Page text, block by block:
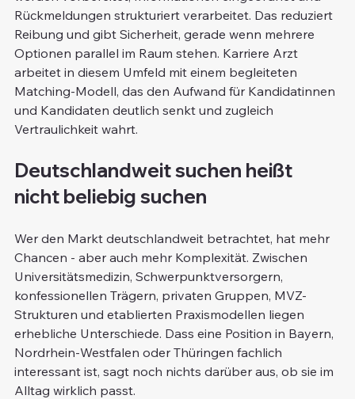
Rückmeldungen strukturiert verarbeitet. Das reduziert
Reibung und gibt Sicherheit, gerade wenn mehrere
Optionen parallel im Raum stehen. Karriere Arzt
arbeitet in diesem Umfeld mit einem begleiteten
Matching-Modell, das den Aufwand für Kandidatinnen
und Kandidaten deutlich senkt und zugleich
Vertraulichkeit wahrt.
Deutschlandweit suchen heißt
nicht beliebig suchen
Wer den Markt deutschlandweit betrachtet, hat mehr
Chancen - aber auch mehr Komplexität. Zwischen
Universitätsmedizin, Schwerpunktversorgern,
konfessionellen Trägern, privaten Gruppen, MVZ-
Strukturen und etablierten Praxismodellen liegen
erhebliche Unterschiede. Dass eine Position in Bayern,
Nordrhein-Westfalen oder Thüringen fachlich
interessant ist, sagt noch nichts darüber aus, ob sie im
Alltag wirklich passt.